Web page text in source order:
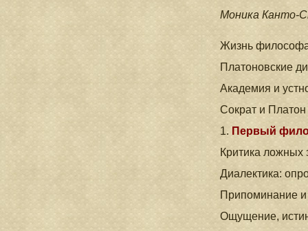
Моника Канто-
Жизнь
Платоновские
Академия и
Сократ и Платон
1. Первый
Критика ложных
Диалектика:
Припоминание и
Ощущение,